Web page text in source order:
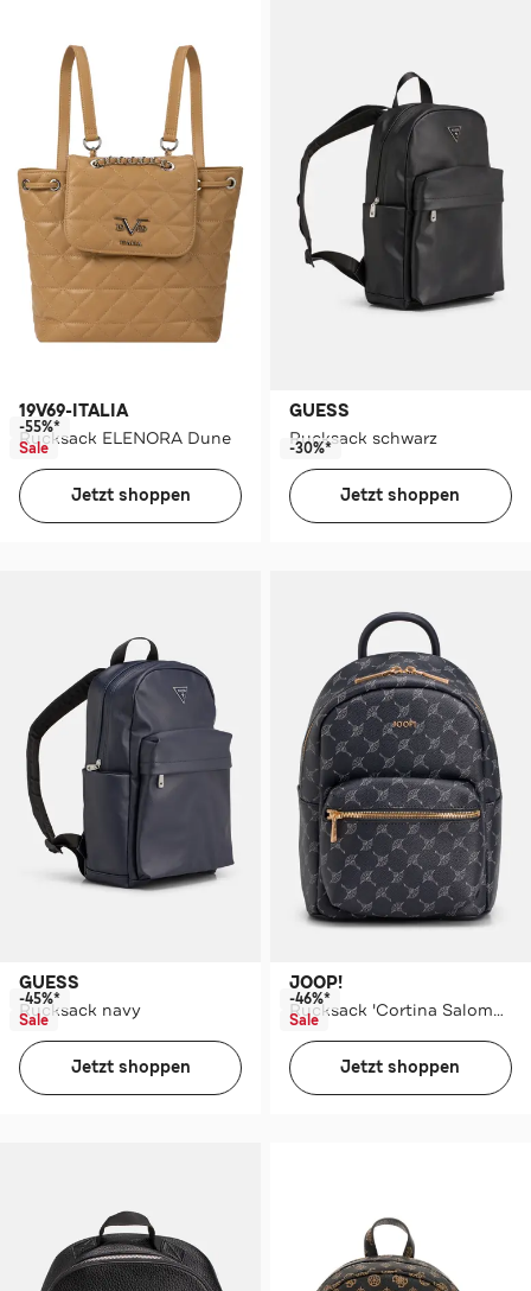
19V69-ITALIA
Rucksack ELENORA Dune
-55%*
Sale
Jetzt shoppen
GUESS
Rucksack schwarz
-30%*
Jetzt shoppen
GUESS
Rucksack navy
-45%*
Sale
Jetzt shoppen
JOOP!
Rucksack 'Cortina Salome' gemustert
-46%*
Sale
Jetzt shoppen